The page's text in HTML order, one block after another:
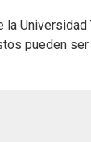
pueden